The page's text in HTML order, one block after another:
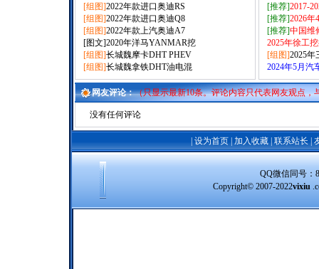
[组图]2022年款进口奥迪RS
[组图]2022年款进口奥迪Q8
[组图]2022年款上汽奥迪A7
[图文]2020年洋马YANMAR挖
[组图]长城魏摩卡DHT PHEV
[组图]长城魏拿铁DHT油电混
[推荐]2017-
[推荐]2026年
[推荐]中国维
2025年徐工
[组图]2025年
2024年5月汽
网友评论：（只显示最新10条。评论内容只代表网友观点，
没有任何评论
设为首页| 加入收藏| 联系站长
QQ微信同号：
Copyright© 2007-2022vixiu